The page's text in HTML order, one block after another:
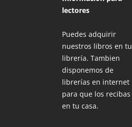
lectores
Puedes adquirir
nuestros libros en tu
librería. Tambien
disponemos de
librerías en internet
para que los recibas
en tu casa.